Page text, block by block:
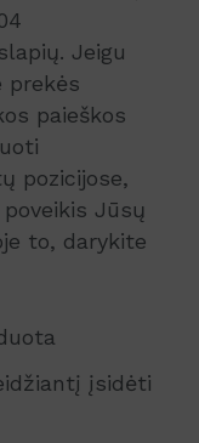
Jeigu
prekės
paieškos
pozicijose,
Jūsų
to, darykite
įsidėti